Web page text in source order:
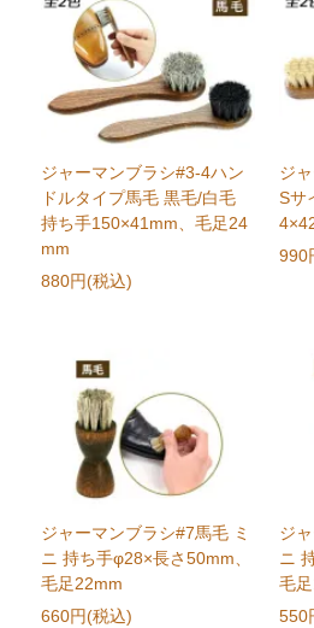
ジャーマンブラシ#3-4ハン
ドルタイプ馬毛 黒毛/白毛
持ち手150×41mm、毛足24
mm
880円(税込)
ジ
Sサ
990
ジャーマンブラシ#7馬毛 ミ
ニ 持ち手φ28×長さ50mm、
毛足22mm
660円(税込)
ジ
ニ
毛
550